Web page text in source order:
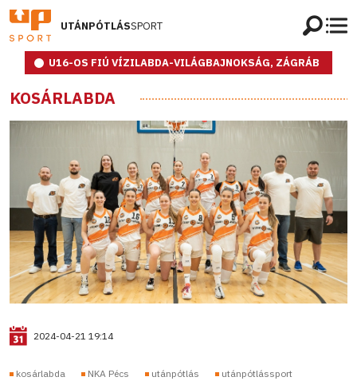
UTÁNPÓTLÁSSPORT
U16-OS FIÚ VÍZILABDA-VILÁGBAJNOKSÁG, ZÁGRÁB
KOSÁRLABDA
2024-04-21 19:14
kosárlabda NKA Pécs utánpótlás utánpótlássport